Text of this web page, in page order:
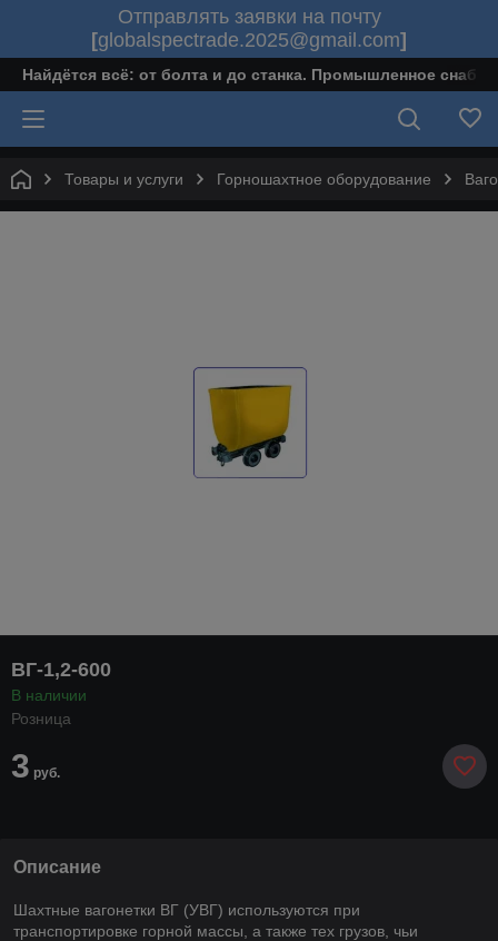
Отправлять заявки на почту
[globalspectrade.2025@gmail.com]
Найдётся всё: от болта и до станка. Промышленное
Товары и услуги Горношахтное оборудование
ВГ-1,2-600
В наличии
Розница
3 руб.
Описание
Шахтные вагонетки ВГ (УВГ) используются при
транспортировке горной массы, а также тех грузов, чьи